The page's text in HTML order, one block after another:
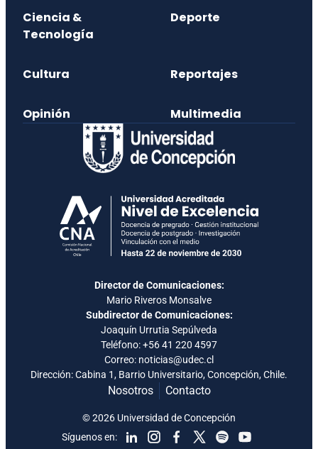
Ciencia &
Tecnología
Deporte
Cultura Reportajes
Opinión Multimedia
Director de Comunicaciones:
Mario Riveros Monsalve
Subdirector de Comunicaciones:
Joaquín Urrutia Sepúlveda
Teléfono:+56 41 220 4597
Correo: noticias@udec.cl
Dirección: Cabina 1, Barrio Universitario, Concepción, Chile.
Nosotros Contacto
Síguenos en:
© 2026 Universidad de Concepción